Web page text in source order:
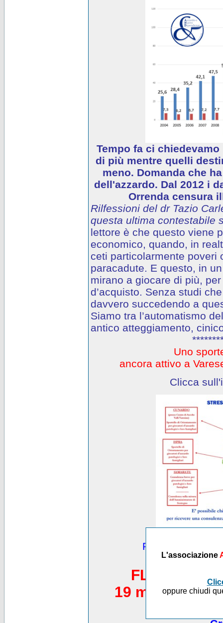
L'associazione
oppure chiudi
Tempo fa ci
di più mentre quelli
meno. Domanda che
dell'azzardo. Dal 2012 i
Orrenda censura
Rilfessioni del dr Tazio
questa ultima contestabile
lettore è che questo viene
economico, quando, in
ceti particolarmente poveri
paracadute. E questo, in
mirano a giocare di più,
d’acquisto. Senza studi
davvero succedendo a
Siamo tra l’automatismo
antico atteggiamento,
Uno
ancora attivo a
Clicca
Puoi vedere
FLASH
19 maggio